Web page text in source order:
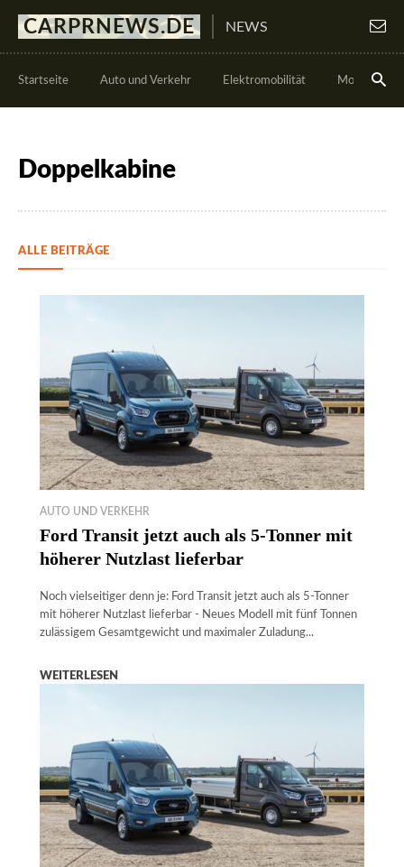
CARPRNEWS.DE NEWS
Startseite Auto und Verkehr Elektromobilität Motorsport
Doppelkabine
ALLE BEITRÄGE
AUTO UND VERKEHR
Ford Transit jetzt auch als 5-Tonner mit
höherer Nutzlast lieferbar
Noch vielseitiger denn je: Ford Transit jetzt auch als 5-Tonner
mit höherer Nutzlast lieferbar - Neues Modell mit fünf Tonnen
zulässigem Gesamtgewicht und maximaler Zuladung...
WEITERLESEN